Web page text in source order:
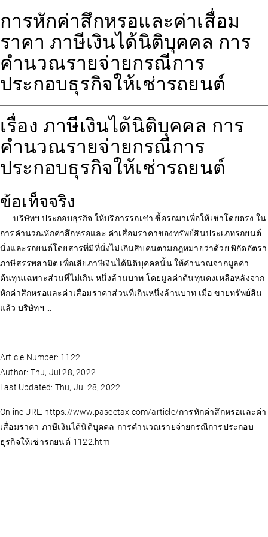
การหักค่าสึกหรอและค่าเสื่อม
ราคา ภาษีเงินได้นิติบุคคล การ
คำนวณรายจ่ายกรณีการ
ประกอบธุรกิจให้เช่ารถยนต์
เรื่อง ภาษีเงินได้นิติบุคคล การ
คำนวณรายจ่ายกรณีการ
ประกอบธุรกิจให้เช่ารถยนต์
ข้อเท็จจริง
บริษัทฯ ประกอบธุรกิจ ให้บริการรถเช่า ซื้อรถมาเพื่อให้เช่าโดยตรง ใน
การคำนวณหักค่าสึกหรอและ ค่าเสื่อมราคาของทรัพย์สินประเภทรถยนต์
นั่งและรถยนต์โดยสารที่มีที่นั่งไม่เกินสิบคนตามกฎหมายว่าด้วย พิกัดอัตรา
ภาษีสรรพสามิต เพื่อเสียภาษีเงินได้นิติบุคคลนั้น ให้คำนวณจากมูลค่า
ต้นทุนเฉพาะส่วนที่ไม่เกิน หนึ่งล้านบาท โดยมูลค่าต้นทุนคงเหลือหลังจาก
หักค่าสึกหรอและค่าเสื่อมราคาส่วนที่เกินหนึ่งล้านบาท เมื่อ ขายทรัพย์สิน
แล้ว บริษัทฯ ...
Article Number: 1122
Author: Thu, Jul 28, 2022
Last Updated: Thu, Jul 28, 2022
Online URL: https://www.paseetax.com/article/การหักค่าสึกหรอและค่า
เสื่อมราคา-ภาษีเงินได้นิติบุคคล-การคำนวณรายจ่ายกรณีการประกอบ
ธุรกิจให้เช่ารถยนต์-1122.html